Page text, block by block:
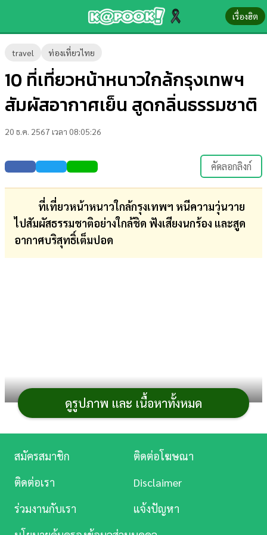
เรื่องฮิต
travel ท่องเที่ยวไทย
10 ที่เที่ยวหน้าหนาวใกล้กรุงเทพฯ
สัมผัสอากาศเย็น สูดกลิ่นธรรมชาติ
20 ธ.ค. 2567 เวลา 08:05:26
คัดลอกลิงก์
ที่เที่ยวหน้าหนาวใกล้กรุงเทพฯ หนีความวุ่นวาย
ไปสัมผัสธรรมชาติอย่างใกล้ชิด ฟังเสียงนกร้อง และสูด
อากาศบริสุทธิ์เต็มปอด
หน้าหนาวมาถึงแล้ว ! ใครอยากหนีความวุ่นวายไป
สัมผัสอากาศเย็น ๆ สูดอากาศบริสุทธิ์ ชมธรรมชาติสวย ๆ ซึ่ง
นอกจากที่เที่ยวหน้าหนาว
ยอดนิยมอย่าง บางกะเจ้า เขา
ใหญ่ วังน้ำเขียว สวนผึ้ง หรือเขาช่องลมแล้ว ยังมี
ไปพักผ่อนหย่อนใจในวันหยุดสุดสัปดาห์ หรือแม้แต่จะไป
เที่ยวแบบ One Day Trip อีกหลายแห่ง ลองไปดูกัน
ดูรูปภาพ และ เนื้อหาทั้งหมด
ข่าว-
ความ
รู้
บันเทิง
ตรวจ
ผล
บอล
สด
บันเทิง
ดู
Music
สมัครสมาชิก
ติดต่อโฆษณา
ติดต่อเรา
Disclaimer
ร่วมงานกับเรา
แจ้งปัญหา